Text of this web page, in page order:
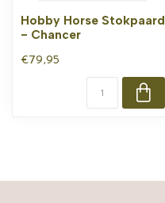
Hobby Horse Stokpaard
- Chancer
€79,95